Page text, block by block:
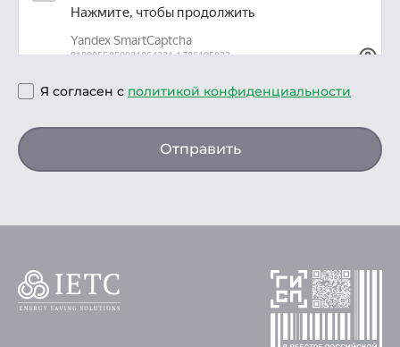
Я согласен с политикой конфиденциальности
Отправить